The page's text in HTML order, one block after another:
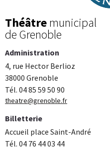
Théâtremunicipal
de Grenoble
Administration
4, rue Hector Berlioz
38000 Grenoble
Tél. 04 85 59 50 90
theatre@grenoble.fr
Billetterie
Accueil place Saint-André
Tél. 04 76 44 03 44